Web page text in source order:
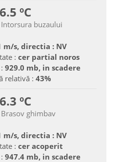
ºC
buzaului
m/s, directia : NV
: cer partial noros
929.0 mb, in scadere
relativă : 43%
ºC
ghimbav
m/s, directia : NV
: cer acoperit
947.4 mb, in scadere